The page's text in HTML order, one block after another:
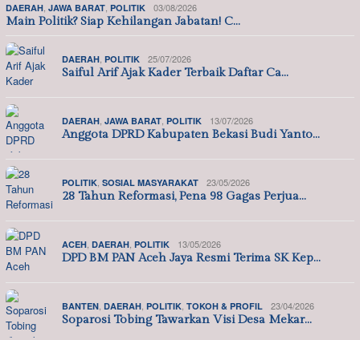
DAERAH, JAWA BARAT, POLITIK 03/08/2026
Main Politik? Siap Kehilangan Jabatan! C…
DAERAH, POLITIK 25/07/2026
Saiful Arif Ajak Kader Terbaik Daftar Ca…
DAERAH, JAWA BARAT, POLITIK 13/07/2026
Anggota DPRD Kabupaten Bekasi Budi Yanto…
POLITIK, SOSIAL MASYARAKAT 23/05/2026
28 Tahun Reformasi, Pena 98 Gagas Perjua…
ACEH, DAERAH, POLITIK 13/05/2026
DPD BM PAN Aceh Jaya Resmi Terima SK Kep…
BANTEN, DAERAH, POLITIK, TOKOH & PROFIL 23/04/2026
Soparosi Tobing Tawarkan Visi Desa Mekar…